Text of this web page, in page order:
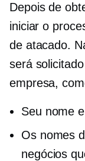
Depois de
iniciar o
de atacado.
será
empresa,
Seu nome
Os nomes
negócios